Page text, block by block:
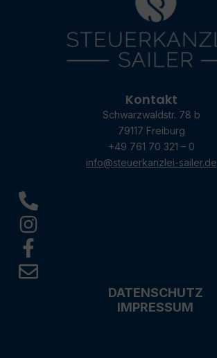
Kontakt
Schwarzwaldstr. 78 b
79117 Freiburg
+49 761 70 321 – 0
info@steuerkanzlei-sailer.de
DATENSCHUTZ
IMPRESSUM